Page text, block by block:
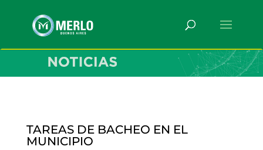
TAREAS DE BACHEO EN EL
MUNICIPIO